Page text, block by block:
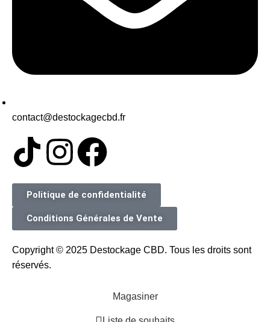
contact@destockagecbd.fr
Copyright © 2025 Destockage CBD. Tous les droits sont
réservés.
Politique de confidentialité
Conditions Générales de Vente
Magasiner